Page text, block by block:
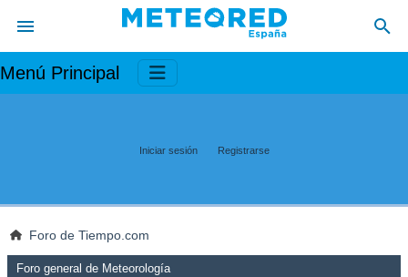
Menú Principal
Iniciar sesión Registrarse
Foro de Tiempo.com
Foro general de Meteorología